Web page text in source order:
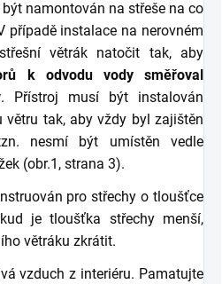
být namontován na střeše na co
případě instalace na nerovném
větrák natočit tak, aby
k odvodu vody směřoval
. Přístroj musí být instalován
větru tak, aby vždy byl zajištěn
nesmí být umístěn vedle
(obr.1, strana 3).
pro střechy o tloušťce
je tloušťka střechy menší,
větráku zkrátit.
vzduch z interiéru. Pamatujte